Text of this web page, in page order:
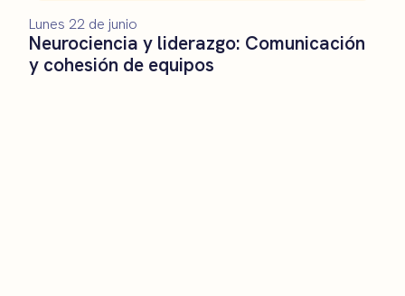
Neurociencia y liderazgo: Comunicación
y cohesión de equipos
Lunes 22 de junio